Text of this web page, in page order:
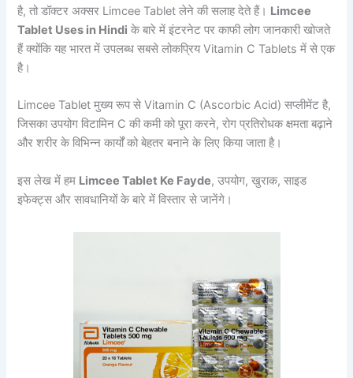
है, तो डॉक्टर अक्सर Limcee Tablet लेने की सलाह देते हैं। Limcee
Tablet Uses in Hindi के बारे में इंटरनेट पर काफी लोग जानकारी खोजते
हैं क्योंकि यह भारत में उपलब्ध सबसे लोकप्रिय Vitamin C Tablets में से एक
है।
Limcee Tablet मुख्य रूप से Vitamin C (Ascorbic Acid) सप्लीमेंट है,
जिसका उपयोग विटामिन C की कमी को पूरा करने, रोग प्रतिरोधक क्षमता बढ़ाने
और शरीर के विभिन्न कार्यों को बेहतर बनाने के लिए किया जाता है।
इस लेख में हम Limcee Tablet Ke Fayde, उपयोग, खुराक, साइड
इफेक्ट्स और सावधानियों के बारे में विस्तार से जानेंगे।